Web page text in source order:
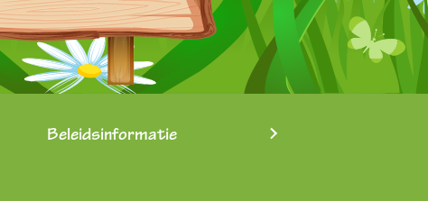
Beleidsinformatie